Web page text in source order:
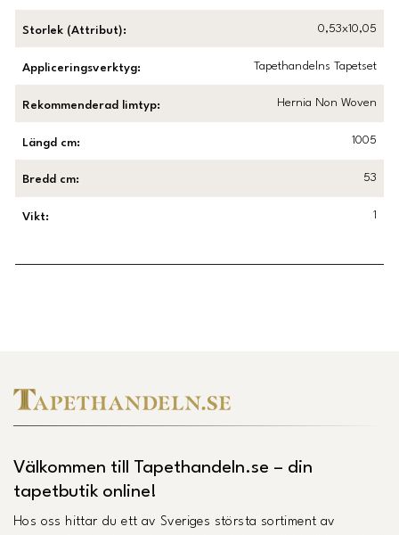
Storlek (Attribut): 0,53x10,05
Appliceringsverktyg: Tapethandelns Tapetset
Rekommenderad limtyp: Hernia Non Woven
Längd cm: 1005
Bredd cm: 53
Vikt: 1
Välkommen till Tapethandeln.se – din
tapetbutik online!
Hos oss hittar du ett av Sveriges största sortiment av